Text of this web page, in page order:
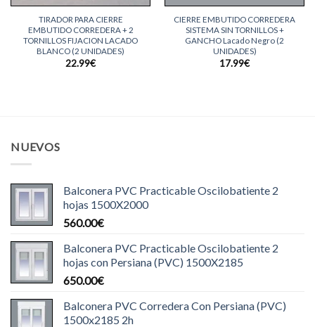
TIRADOR PARA CIERRE
EMBUTIDO CORREDERA + 2
TORNILLOS FIJACION LACADO
BLANCO (2 UNIDADES)
22.99€
CIERRE EMBUTIDO CORREDERA
SISTEMA SIN TORNILLOS +
GANCHO Lacado Negro (2
UNIDADES)
17.99€
NUEVOS
Balconera PVC Practicable Oscilobatiente 2
hojas 1500X2000
560.00€
Balconera PVC Practicable Oscilobatiente 2
hojas con Persiana (PVC) 1500X2185
650.00€
Balconera PVC Corredera Con Persiana (PVC)
1500x2185 2h